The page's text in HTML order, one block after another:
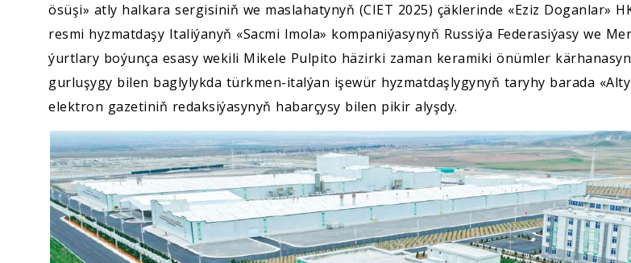
ösüşi» atly halkara sergisiniň we maslahatynyň (CIET 2025) çäklerinde «Eziz Doganlar»
resmi hyzmatdaşy Italiýanyň «Sacmi Imola» kompaniýasynyň Russiýa Federasiýasy we
ýurtlary boýunça esasy wekili Mikele Pulpito häzirki zaman keramiki önümler
gurluşygy bilen baglylykda türkmen-italýan işewür hyzmatdaşlygynyň taryhy barada
elektron gazetiniň redaksiýasynyň habarçysy bilen pikir alyşdy.